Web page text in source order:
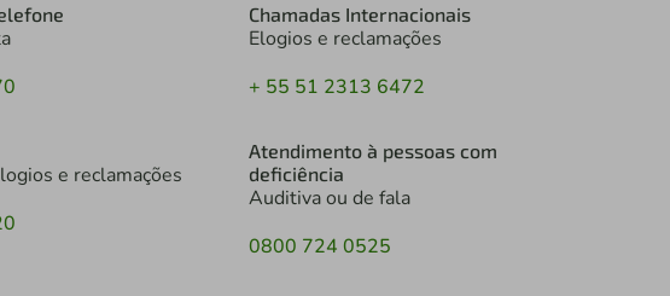
e reclamações
Chamadas Internacionais
Elogios e reclamações
+ 55 51 2313 6472
Atendimento à pessoas com
deficiência
Auditiva ou de fala
0800 724 0525